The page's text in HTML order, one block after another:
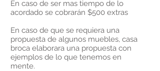
En caso de ser mas tiempo de lo
acordado se cobrarán $500 extras
En caso de que se requiera una
propuesta de algunos muebles, casa
broca elaborara una propuesta con
ejemplos de lo que tenemos en
mente.